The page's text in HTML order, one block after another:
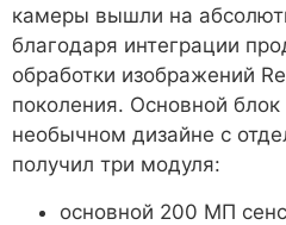
камеры вышли на
благодаря интеграции
обработки изображений
поколения. Основной
необычном дизайне с
получил три модуля:
основной 200 МП